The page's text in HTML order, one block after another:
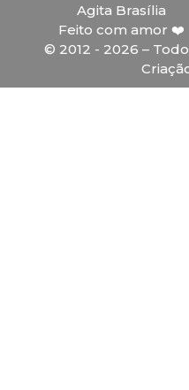
Agita Brasília
Feito com amor ❤️
© 2012 - 2026 –